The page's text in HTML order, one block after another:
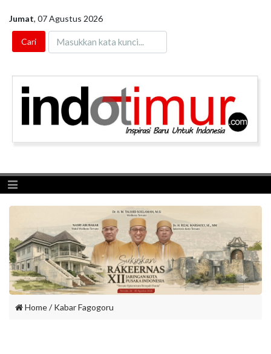
Jumat, 07 Agustus 2026
Toggle navigation
Home/Kabar Fagogoru